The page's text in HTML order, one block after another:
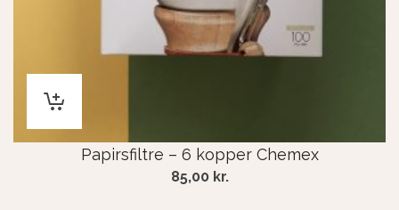
Papirsfiltre – 6 kopper Chemex
85,00 kr.